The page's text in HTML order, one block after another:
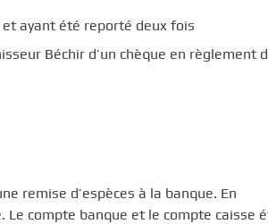
et ayant été reporté deux fois
Béchir d’un chèque en règlement
remise d’espèces à la banque. En
Le compte banque et le compte caisse